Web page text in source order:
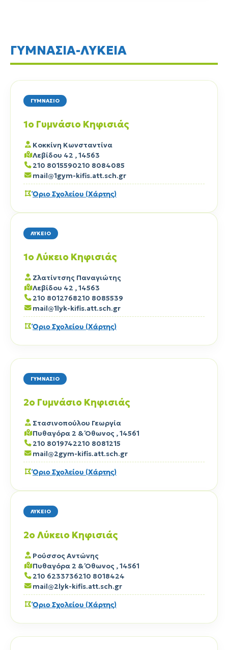
ΓΥΜΝΑΣΙΑ-ΛΥΚΕΙΑ
ΓΥΜΝΑΣΙΟ
1ο Γυμνάσιο Κηφισιάς
Κοκκίνη Κωνσταντίνα
Λεβίδου 42 , 14563
210 8015590210 8084085
mail@1gym-kifis.att.sch.gr
Όριο Σχολείου (Χάρτης)
ΛΥΚΕΙΟ
1ο Λύκειο Κηφισιάς
Ζλατίντσης Παναγιώτης
Λεβίδου 42 , 14563
210 8012768210 8085539
mail@1lyk-kifis.att.sch.gr
Όριο Σχολείου (Χάρτης)
ΓΥΜΝΑΣΙΟ
2ο Γυμνάσιο Κηφισιάς
Στασινοπούλου Γεωργία
Πυθαγόρα 2 & Όθωνος , 14561
210 8019742210 8081215
mail@2gym-kifis.att.sch.gr
Όριο Σχολείου (Χάρτης)
ΛΥΚΕΙΟ
2ο Λύκειο Κηφισιάς
Ρούσσος Αντώνης
Πυθαγόρα 2 & Όθωνος , 14561
210 6233736210 8018424
mail@2lyk-kifis.att.sch.gr
Όριο Σχολείου (Χάρτης)